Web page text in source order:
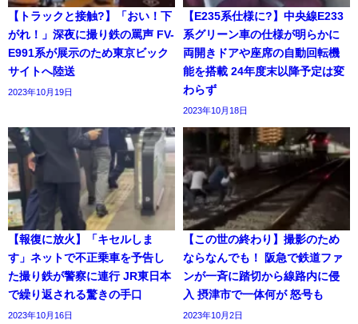
【トラックと接触?】「おい！下
がれ！」深夜に撮り鉄の罵声 FV-
E991系が展示のため東京ビック
サイトへ陸送
2023年10月19日
【E235系仕様に?】中央線E233
系グリーン車の仕様が明らかに
両開きドアや座席の自動回転機
能を搭載 24年度末以降予定は変
わらず
2023年10月18日
【報復に放火】「キセルしま
す」ネットで不正乗車を予告し
た撮り鉄が警察に連行 JR東日本
で繰り返される驚きの手口
2023年10月16日
【この世の終わり】撮影のため
ならなんでも！ 阪急で鉄道ファ
ンが一斉に踏切から線路内に侵
入 摂津市で一体何が 怒号も
2023年10月2日